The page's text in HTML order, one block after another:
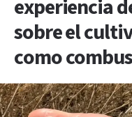
experiencia
sobre el
como